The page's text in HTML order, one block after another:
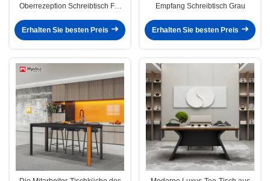
Oberrezeption Schreibtisch Für
Erhalten Sie besten Preis
Empfang Schreibtisch Grau
Erhalten Sie besten Preis